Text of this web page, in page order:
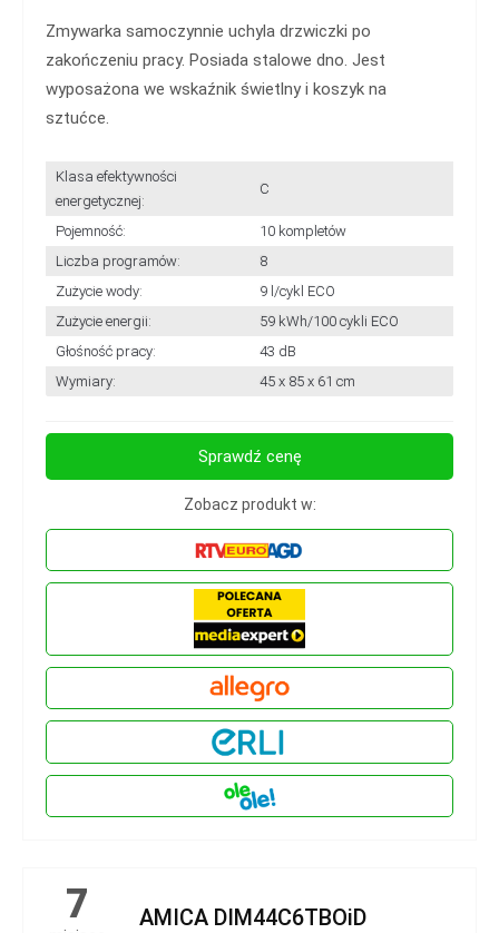
Zmywarka samoczynnie uchyla drzwiczki po
zakończeniu pracy. Posiada stalowe dno. Jest
wyposażona we wskaźnik świetlny i koszyk na
sztućce.
Klasa efektywności
energetycznej:
C
Pojemność:
10 kompletów
Liczba programów:
8
Zużycie wody:
9 l/cykl ECO
Zużycie energii:
59 kWh/100 cykli ECO
Głośność pracy:
43 dB
Wymiary:
45 x 85 x 61 cm
Sprawdź cenę
Zobacz produkt w:
7 AMICA DIM44C6TBOiD